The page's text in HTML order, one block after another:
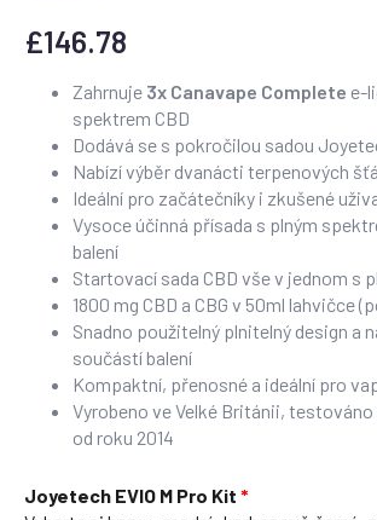
£146.78
Zahrnuje 3x Canavape Complete e-
spektrem CBD
Dodává se s pokročilou sadou
Nabízí výběr dvanácti terpenových
Ideální pro začátečníky i zkušené
Vysoce účinná přísada s plným
balení
Startovací sada CBD vše v jednom s
1800 mg CBD a CBG v 50ml lahvičce
Snadno použitelný plnitelný design a
součástí balení
Kompaktní, přenosné a ideální pro
Vyrobeno ve Velké Británii, testováno
od roku 2014
Joyetech EVIO M Pro Kit